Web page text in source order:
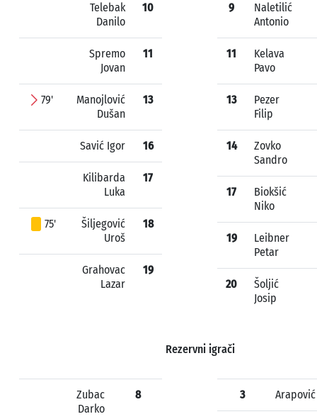
Telebak
Danilo
10
Spremo
Jovan
11
79'
Manojlović
Dušan
13
Savić Igor 16
Kilibarda
Luka
17
75'
Šiljegović
Uroš
18
Grahovac
Lazar
19
9
Naletilić
Antonio
11
Kelava
Pavo
13
Pezer
Filip
14
Zovko
Sandro
17
Biokšić
Niko
19
Leibner
Petar
20
Šoljić
Josip
Rezervni igrači
Zubac
Darko
8 3